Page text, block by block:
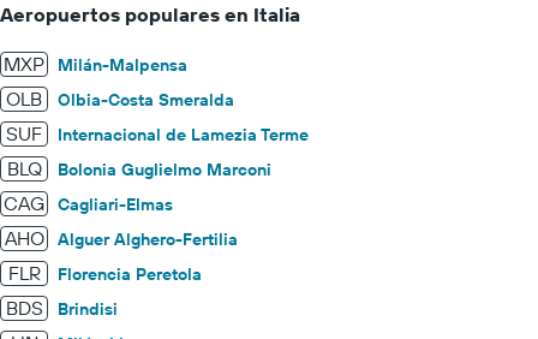
Aeropuertos populares en Italia
MXP Milán-Malpensa
OLB Olbia-Costa Smeralda
SUF Internacional de Lamezia Terme
BLQ Bolonia Guglielmo Marconi
CAG Cagliari-Elmas
AHO Alguer Alghero-Fertilia
FLR Florencia Peretola
BDS Brindisi